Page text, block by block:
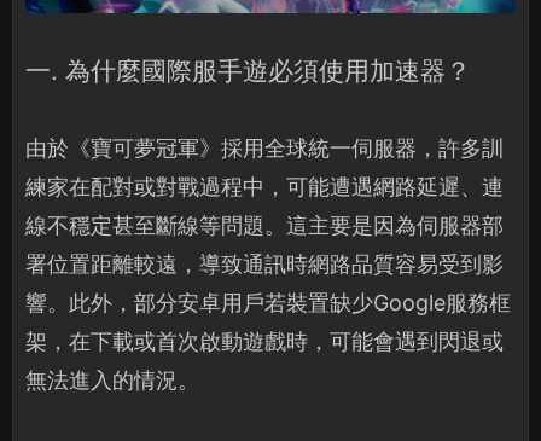
一. 為什麼國際服手遊必須使用加速器？
由於《寶可夢冠軍》採用全球統一伺服器，許多訓
練家在配對或對戰過程中，可能遭遇網路延遲、連
線不穩定甚至斷線等問題。這主要是因為伺服器部
署位置距離較遠，導致通訊時網路品質容易受到影
響。此外，部分安卓用戶若裝置缺少Google服務框
架，在下載或首次啟動遊戲時，可能會遇到閃退或
無法進入的情況。